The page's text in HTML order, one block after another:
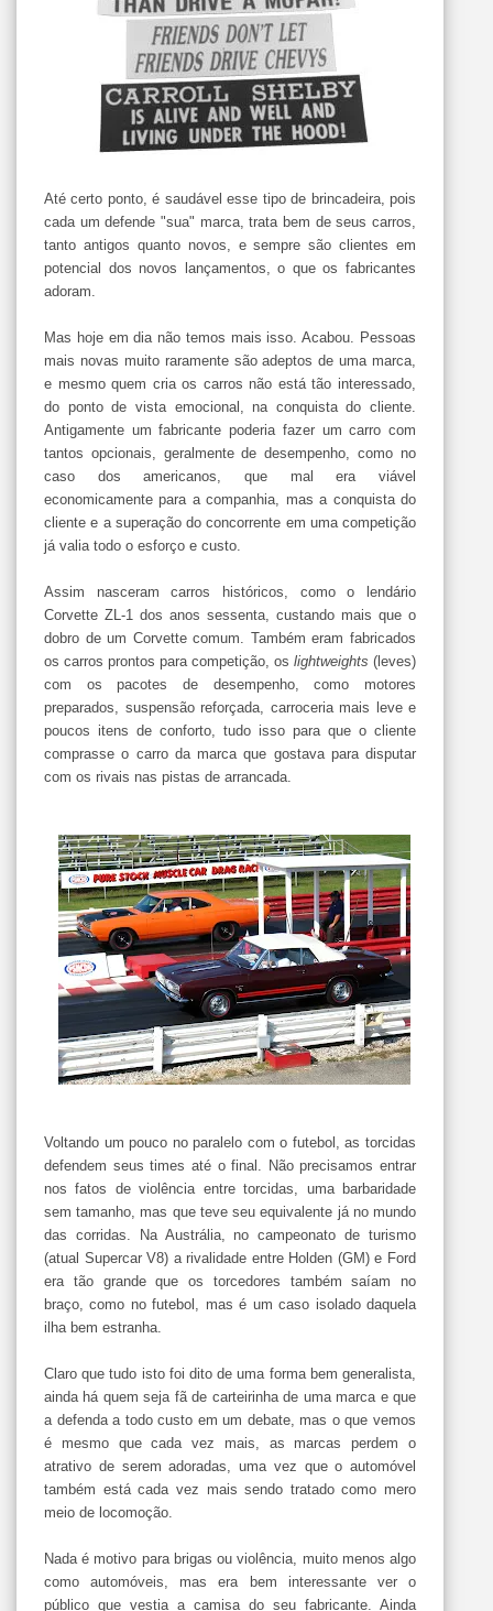
Até certo ponto, é saudável esse tipo de brincadeira, pois
cada um defende "sua" marca, trata bem de seus carros,
tanto antigos quanto novos, e sempre são clientes em
potencial dos novos lançamentos, o que os fabricantes
adoram.
Mas hoje em dia não temos mais isso. Acabou. Pessoas
mais novas muito raramente são adeptos de uma marca,
e mesmo quem cria os carros não está tão interessado,
do ponto de vista emocional, na conquista do cliente.
Antigamente um fabricante poderia fazer um carro com
tantos opcionais, geralmente de desempenho, como no
caso dos americanos, que mal era viável
economicamente para a companhia, mas a conquista do
cliente e a superação do concorrente em uma competição
já valia todo o esforço e custo.
Assim nasceram carros históricos, como o lendário
Corvette ZL-1 dos anos sessenta, custando mais que o
dobro de um Corvette comum. Também eram fabricados
os carros prontos para competição, os lightweights (leves)
com os pacotes de desempenho, como motores
preparados, suspensão reforçada, carroceria mais leve e
poucos itens de conforto, tudo isso para que o cliente
comprasse o carro da marca que gostava para disputar
com os rivais nas pistas de arrancada.
Voltando um pouco no paralelo com o futebol, as torcidas
defendem seus times até o final. Não precisamos entrar
nos fatos de violência entre torcidas, uma barbaridade
sem tamanho, mas que teve seu equivalente já no mundo
das corridas. Na Austrália, no campeonato de turismo
(atual Supercar V8) a rivalidade entre Holden (GM) e Ford
era tão grande que os torcedores também saíam no
braço, como no futebol, mas é um caso isolado daquela
ilha bem estranha.
Claro que tudo isto foi dito de uma forma bem generalista,
ainda há quem seja fã de carteirinha de uma marca e que
a defenda a todo custo em um debate, mas o que vemos
é mesmo que cada vez mais, as marcas perdem o
atrativo de serem adoradas, uma vez que o automóvel
também está cada vez mais sendo tratado como mero
meio de locomoção.
Nada é motivo para brigas ou violência, muito menos algo
como automóveis, mas era bem interessante ver o
público que vestia a camisa do seu fabricante. Ainda